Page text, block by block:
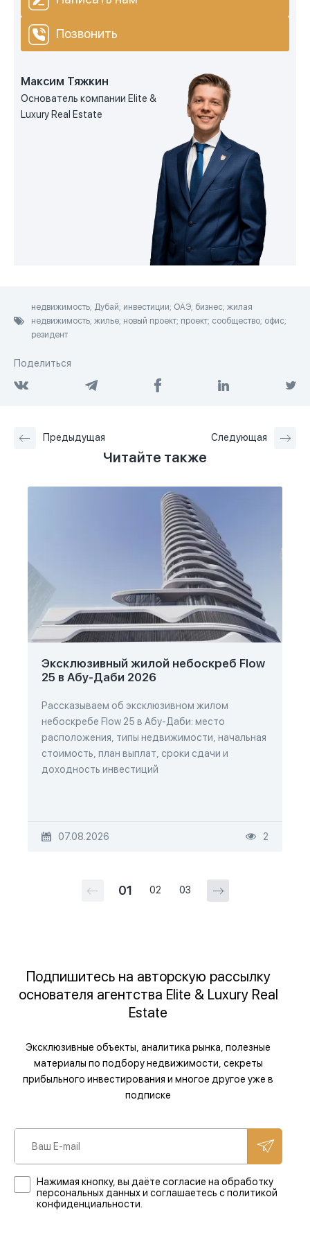
Позвонить
Максим Тяжкин
Основатель компании Elite &
Luxury Real Estate
недвижимость; Дубай; инвестиции; ОАЭ; бизнес; жилая
недвижимость; жилье; новый проект; проект; сообщество; офис;
резидент
Поделиться
Предыдущая Следующая
Читайте также
Эксклюзивный жилой небоскреб Flow
25 в Абу-Даби 2026
Рассказываем об эксклюзивном жилом
небоскребе Flow 25 в Абу-Даби: место
расположения, типы недвижимости, начальная
стоимость, план выплат, сроки сдачи и
доходность инвестиций
07.08.2026 2
01 02 03
Подпишитесь на авторскую рассылку
основателя агентства Elite & Luxury Real
Estate
Эксклюзивные объекты, аналитика рынка, полезные
материалы по подбору недвижимости, секреты
прибыльного инвестирования и многое другое уже в
подписке
Нажимая кнопку, вы даёте согласие на обработку
персональных данных и соглашаетесь с политикой
конфиденциальности.